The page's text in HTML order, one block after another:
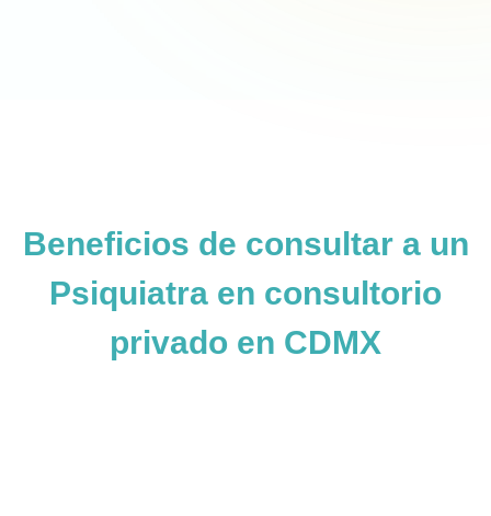
Beneficios de consultar a un
Psiquiatra en consultorio
privado en CDMX